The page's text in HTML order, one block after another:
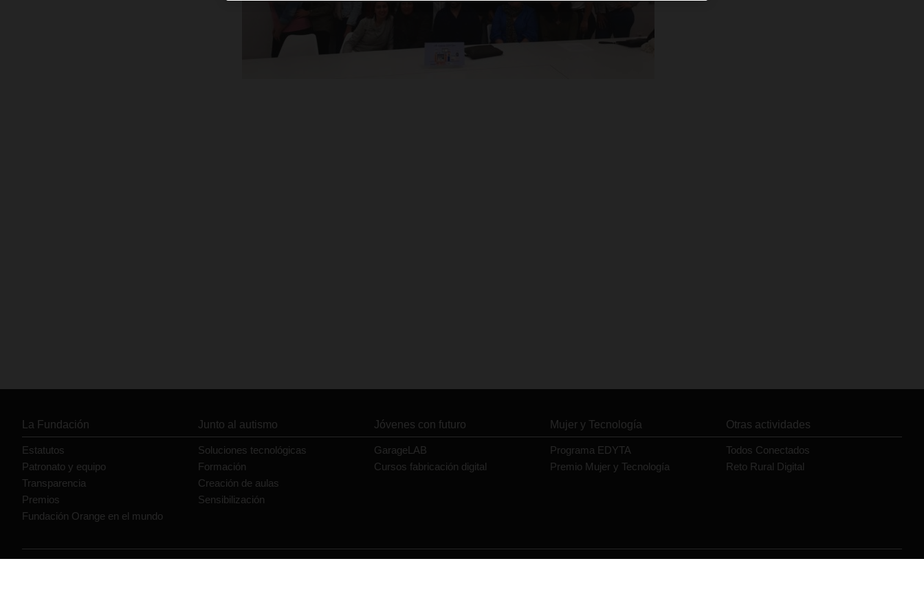
La Fundación
Estatutos
Patronato y equipo
Transparencia
Premios
Fundación Orange en el mundo
Junto al autismo
Soluciones tecnológicas
Formación
Creación de aulas
Sensibilización
Jóvenes con futuro
GarageLAB
Cursos fabricación digital
Mujer y Tecnología
Programa EDYTA
Premio Mujer y Tecnología
Otras actividades
Todos Conectados
Reto Rural Digital